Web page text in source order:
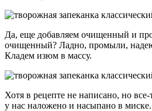
Да, еще добавляем очищенный и
очищенный? Ладно, промыли,
Кладем изюм в массу.
Хотя в рецепте не написано, но
у нас наложено и насыпано в миске.